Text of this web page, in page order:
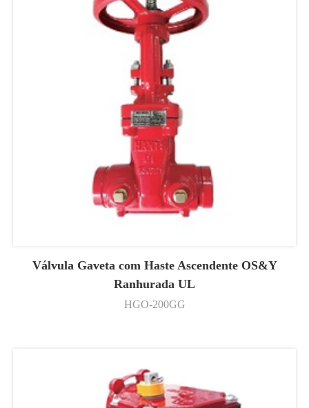
Válvula Gaveta com Haste Ascendente OS&Y
Ranhurada UL
HGO-200GG